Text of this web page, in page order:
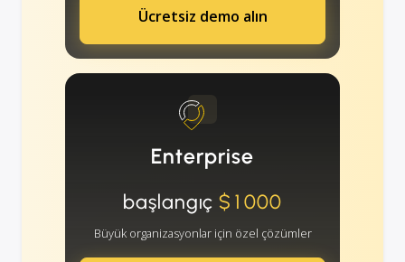
Ücretsiz demo alın
Enterprise
başlangıç$1000
Büyük organizasyonlar için özel çözümler